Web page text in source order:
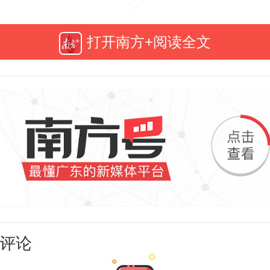
，OPPO发布的一则母亲节营销
见另一个，她恨不得穿婚纱”为内
打开南方+阅读全文
论